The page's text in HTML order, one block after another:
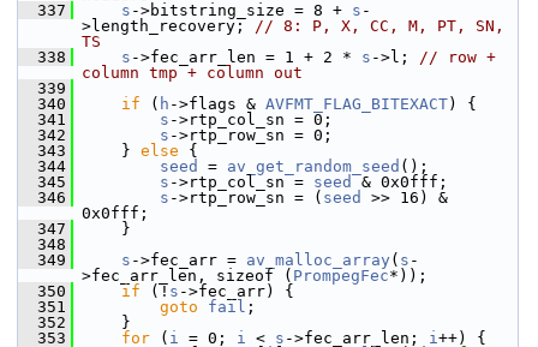
  337
s ->bitstring_size = 8 + s -
>length_recovery; // 8: P, X, CC, M, PT, SN,
TS
  338
s ->fec_arr_len = 1 + 2 * s ->l; // row +
column tmp + column out
  339
  340
if ( h ->flags & AVFMT_FLAG_BITEXACT) {
  341
s ->rtp_col_sn = 0;
  342
s ->rtp_row_sn = 0;
  343
} else {
  344
seed = av_get_random_seed ();
  345
s ->rtp_col_sn = seed
& 0x0fff;
  346
s ->rtp_row_sn = ( seed
>> 16) &
0x0fff;
  347
}
  348
  349
s ->fec_arr = av_malloc_array ( s -
>fec_arr_len, sizeof ( PrompegFec*));
  350
if (! s ->fec_arr) {
  351
goto fail ;
  352
}
  353
for ( i = 0; i < s ->fec_arr_len; i++) {